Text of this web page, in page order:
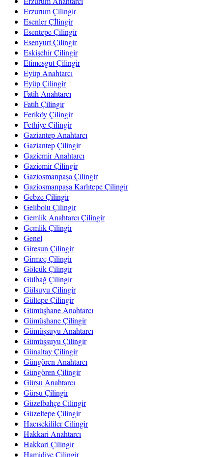
Erzurum Çilingir
Esenler Çİlingir
Esentepe Çilingir
Esenyurt Çilingir
Eskişehir Çilingir
Etimesgut Çilingir
Eyüp Anahtarcı
Eyüp Çilingir
Fatih Anahtarcı
Fatih Çilingir
Feriköy Çilingir
Fethiye Çilingir
Gaziantep Anahtarcı
Gaziantep Çilingir
Gaziemir Anahtarcı
Gaziemir Çilingir
Gaziosmanpaşa Çilingir
Gaziosmanpaşa Karlıtepe Çilingir
Gebze Çilingir
Gelibolu Çilingir
Gemlik Anahtarcı Çilingir
Gemlik Çilingir
Genel
Giresun Çilingir
Girmeç Çilingir
Gölcük Çilingir
Gülbağ Çilingir
Gülsuyu Çilingir
Gültepe Çilingir
Gümüşhane Anahtarcı
Gümüşhane Çilingir
Gümüşsuyu Anahtarcı
Gümüşsuyu Çilingir
Günaltay Çilingir
Güngören Anahtarcı
Güngören Çilingir
Gürsu Anahtarcı
Gürsu Çilingir
Güzelbahçe Çilingir
Güzeltepe Çilingir
Hacısekililer Çilingir
Hakkari Anahtarcı
Hakkari Çilingir
Hamidiye Çilingir